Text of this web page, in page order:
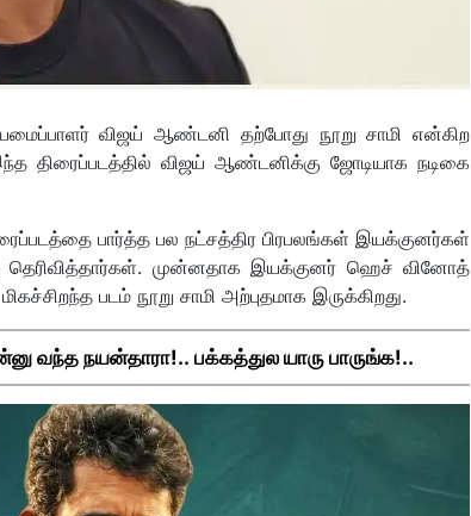
விஜய் ஆண்டனி தற்போது நூறு சாமி என்கிற
இந்த திரைப்படத்தில் விஜய் ஆண்டனிக்கு ஜோடியாக நடிகை
பார்த்த பல நட்சத்திர பிரபலங்கள் இயக்குனர்கள்
தெரிவித்தார்கள். முன்னதாக இயக்குனர் ஹெச் வினோத்
படம் நூறு சாமி அற்புதமாக இருக்கிறது.
வந்த நயன்தாரா!.. பக்கத்துல யாரு பாருங்க!..